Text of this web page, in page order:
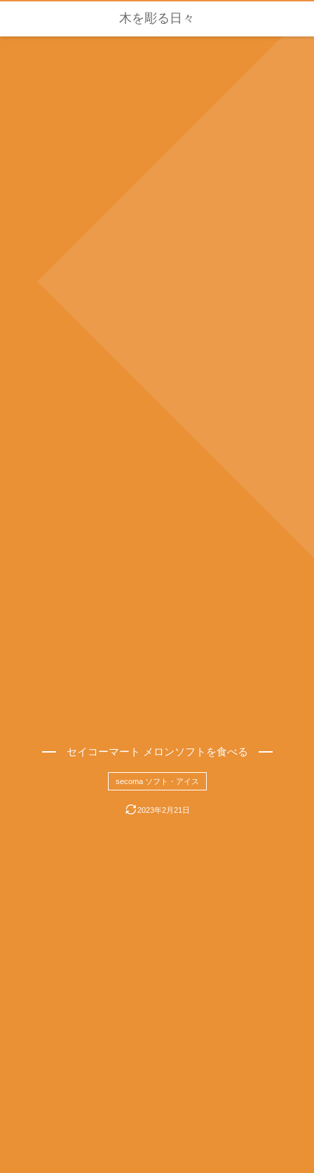
木を彫る日々
セイコーマート メロンソフトを食べる
secoma ソフト・アイス
2023年2月21日